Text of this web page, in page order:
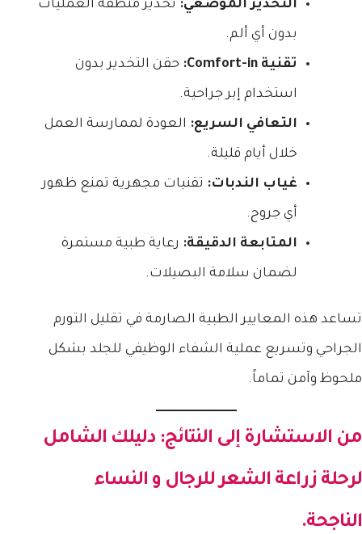
التخدير الموضعي: تخدير منطقة العمليات
بدون أي ألم.
تقنية Comfort-in: حقن التخدير بدون
استخدام إبر جراحية.
التعافي السريع: العودة لممارسة العمل
خلال أيام قليلة.
غياب الندبات: تقنيات مجهرية تمنع ظهور
أي جروح.
المتابعة الدقيقة: رعاية طبية مستمرة
لضمان سلامة البصيلات.
تساعد هذه المعايير الطبية الصارمة في تقليل التورم
الجراحي وتسريع عملية الشفاء الوظيفي للجلد بشكل
ملحوظ وآمن تماماً.
من الاستشارة إلى النتائج: دليلك الشامل
لرحلة زراعة الشعر للرجال و النساء
الناجحة.